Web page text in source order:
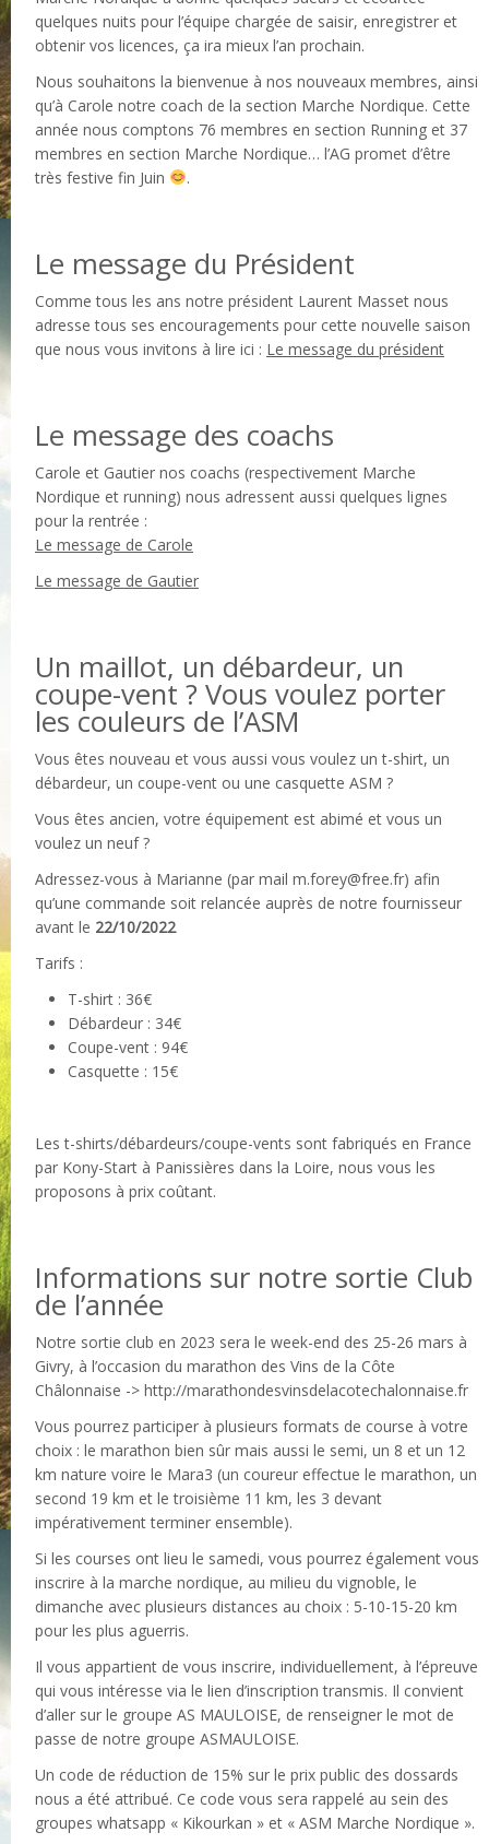
quelques nuits pour l’équipe chargée de saisir, enregistrer et
obtenir vos licences, ça ira mieux l’an prochain.
Nous souhaitons la bienvenue à nos nouveaux membres, ainsi
qu’à Carole notre coach de la section Marche Nordique. Cette
année nous comptons 76 membres en section Running et 37
membres en section Marche Nordique… l’AG promet d’être
très festive fin Juin
.
Le message du Président
Comme tous les ans notre président Laurent Masset nous
adresse tous ses encouragements pour cette nouvelle saison
que nous vous invitons à lire ici : Le message du président
Le message des coachs
Carole et Gautier nos coachs (respectivement Marche
Nordique et running) nous adressent aussi quelques lignes
pour la rentrée :
Le message de Carole
Le message de Gautier
Un maillot, un débardeur, un
coupe-vent ? Vous voulez porter
les couleurs de l’ASM
Vous êtes nouveau et vous aussi vous voulez un t-shirt, un
débardeur, un coupe-vent ou une casquette ASM ?
Vous êtes ancien, votre équipement est abimé et vous un
voulez un neuf ?
Adressez-vous à Marianne (par mail m.forey@free.fr) afin
qu’une commande soit relancée auprès de notre fournisseur
avant le 22/10/2022
Tarifs :
T-shirt : 36€
Débardeur : 34€
Coupe-vent : 94€
Casquette : 15€
Les t-shirts/débardeurs/coupe-vents sont fabriqués en France
par Kony-Start à Panissières dans la Loire, nous vous les
proposons à prix coûtant.
Informations sur notre sortie Club
de l’année
Notre sortie club en 2023 sera le week-end des 25-26 mars à
Givry, à l’occasion du marathon des Vins de la Côte
Châlonnaise -> http://marathondesvinsdelacotechalonnaise.fr
Vous pourrez participer à plusieurs formats de course à votre
choix : le marathon bien sûr mais aussi le semi, un 8 et un 12
km nature voire le Mara3 (un coureur effectue le marathon, un
second 19 km et le troisième 11 km, les 3 devant
impérativement terminer ensemble).
Si les courses ont lieu le samedi, vous pourrez également vous
inscrire à la marche nordique, au milieu du vignoble, le
dimanche avec plusieurs distances au choix : 5-10-15-20 km
pour les plus aguerris.
Il vous appartient de vous inscrire, individuellement, à l’épreuve
qui vous intéresse via le lien d’inscription transmis. Il convient
d’aller sur le groupe AS MAULOISE, de renseigner le mot de
passe de notre groupe ASMAULOISE.
Un code de réduction de 15% sur le prix public des dossards
nous a été attribué. Ce code vous sera rappelé au sein des
groupes whatsapp « Kikourkan » et « ASM Marche Nordique ».